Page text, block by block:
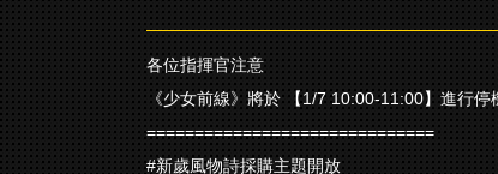
各位指揮官注意
《少女前線》將於 【1/7 10:00-11:00】進行停
==============================
#新歲風物詩採購主題開放